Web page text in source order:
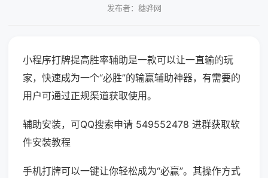
发布者：穗骅网
小程序打牌提高胜率辅助是一款可以让一直输的玩
家，快速成为一个“必胜”的输赢辅助神器，有需要的
用户可通过正规渠道获取使用。
辅助安装，可QQ搜索申请 549552478 进群获取软
件安装教程
手机打牌可以一键让你轻松成为“必赢”。其操作方式